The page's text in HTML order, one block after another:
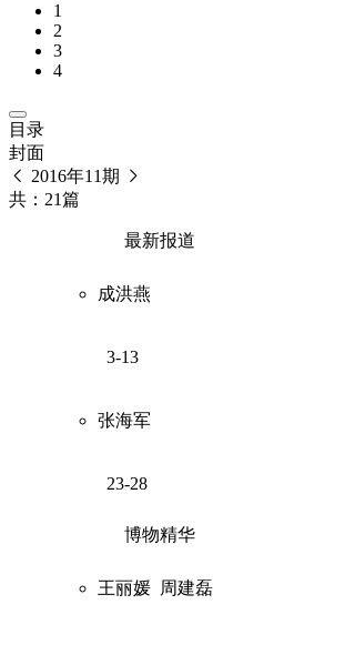
1
2
3
4
目录
封面
2016年11期
共：21篇
最新报道
成洪燕
3-13
张海军
23-28
博物精华
王丽媛 周建磊